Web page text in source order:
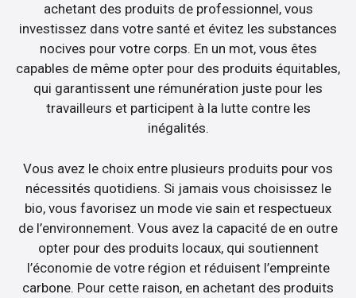
achetant des produits de professionnel, vous
investissez dans votre santé et évitez les substances
nocives pour votre corps. En un mot, vous êtes
capables de même opter pour des produits équitables,
qui garantissent une rémunération juste pour les
travailleurs et participent à la lutte contre les
inégalités.
Vous avez le choix entre plusieurs produits pour vos
nécessités quotidiens. Si jamais vous choisissez le
bio, vous favorisez un mode vie sain et respectueux
de l’environnement. Vous avez la capacité de en outre
opter pour des produits locaux, qui soutiennent
l’économie de votre région et réduisent l’empreinte
carbone. Pour cette raison, en achetant des produits